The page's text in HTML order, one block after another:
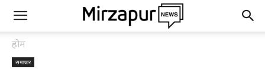
होम
समाचार